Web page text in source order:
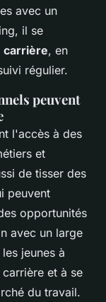
avec un
il se
carrière, en
régulier.
peuvent
l'accès à des
et
de tisser des
peuvent
opportunités
avec un large
jeunes à
et à se
du travail.